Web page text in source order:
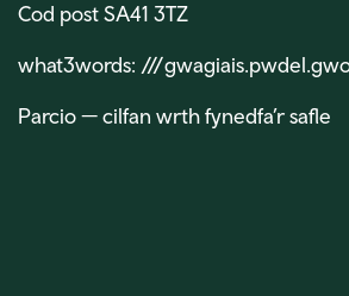
Cod post SA41 3TZ
what3words: ///
Parcio — cilfan wrth fynedfa’r safle